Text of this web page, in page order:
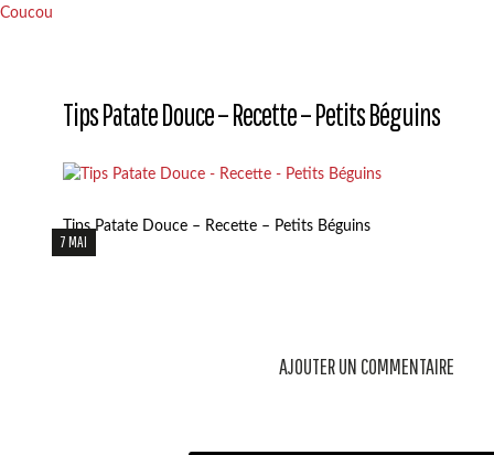
Coucou
Tips Patate Douce – Recette – Petits Béguins
7 MAI
Tips Patate Douce – Recette – Petits Béguins
AJOUTER UN COMMENTAIRE